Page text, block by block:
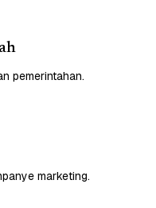
pemerintahan.
marketing.